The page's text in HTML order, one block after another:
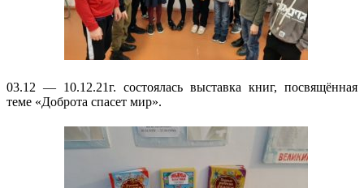
03.12 — 10.12.21г. состоялась выставка книг, посвящённая
теме «Доброта спасет мир».